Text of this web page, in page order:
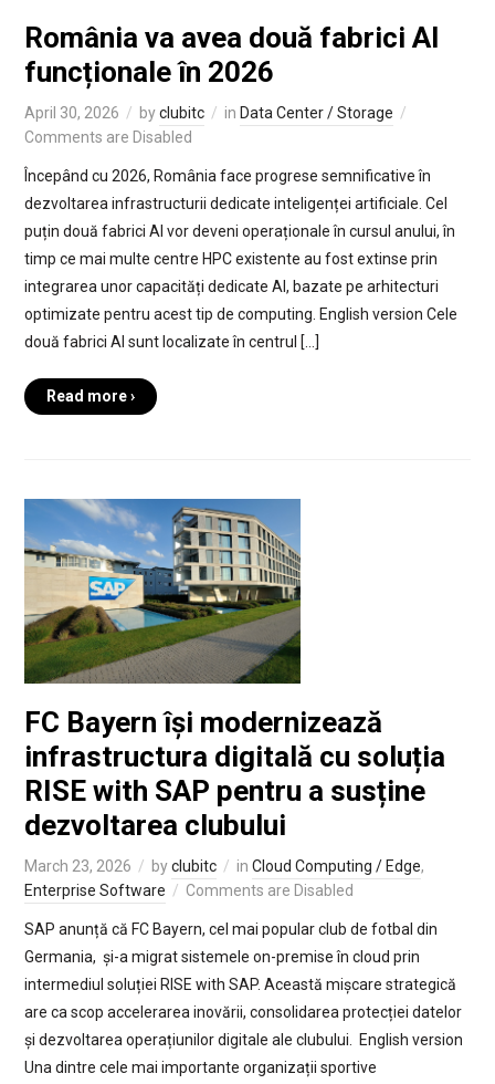
România va avea două fabrici AI
funcționale în 2026
April 30, 2026 byclubitc in Data Center / Storage
Comments are Disabled
Începând cu 2026, România face progrese semnificative în
dezvoltarea infrastructurii dedicate inteligenței artificiale. Cel
puțin două fabrici AI vor deveni operaționale în cursul anului, în
timp ce mai multe centre HPC existente au fost extinse prin
integrarea unor capacități dedicate AI, bazate pe arhitecturi
optimizate pentru acest tip de computing. English version Cele
două fabrici AI sunt localizate în centrul […]
Read more ›
FC Bayern își modernizează
infrastructura digitală cu soluția
RISE with SAP pentru a susține
dezvoltarea clubului
March 23, 2026 byclubitc in Cloud Computing / Edge,
Enterprise Software
Comments are Disabled
SAP anunță că FC Bayern, cel mai popular club de fotbal din
Germania, și-a migrat sistemele on-premise în cloud prin
intermediul soluției RISE with SAP. Această mișcare strategică
are ca scop accelerarea inovării, consolidarea protecției datelor
și dezvoltarea operațiunilor digitale ale clubului. English version
Una dintre cele mai importante organizații sportive